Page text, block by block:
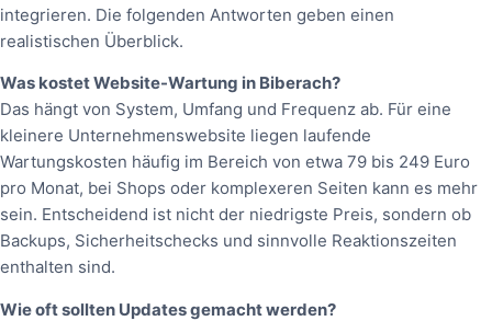
integrieren. Die folgenden Antworten geben einen
realistischen Überblick.
Was kostet Website-Wartung in Biberach?
Das hängt von System, Umfang und Frequenz ab. Für eine
kleinere Unternehmenswebsite liegen laufende
Wartungskosten häufig im Bereich von etwa 79 bis 249 Euro
pro Monat, bei Shops oder komplexeren Seiten kann es mehr
sein. Entscheidend ist nicht der niedrigste Preis, sondern ob
Backups, Sicherheitschecks und sinnvolle Reaktionszeiten
enthalten sind.
Wie oft sollten Updates gemacht werden?